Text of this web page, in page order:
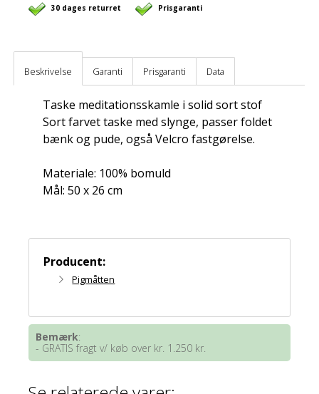
30 dages returret Prisgaranti
Beskrivelse Garanti Prisgaranti Data
Taske meditationsskamle i solid sort stof
Sort farvet taske med slynge, passer foldet
bænk og pude, også Velcro fastgørelse.
Materiale: 100% bomuld
Mål: 50 x 26 cm
Producent:
Pigmåtten
Bemærk:
- GRATIS fragt v/ køb over kr. 1.250 kr.